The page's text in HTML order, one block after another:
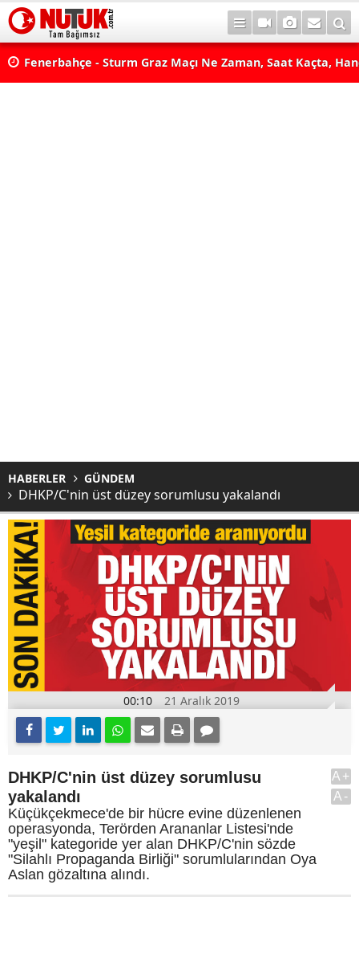
Fenerbahçe - Sturm Graz Maçı Ne Zaman, Saat Kaçta,
HABERLER GÜNDEM
DHKP/C'nin üst düzey sorumlusu yakalandı
00:10 21 Aralık 2019
DHKP/C'nin üst düzey sorumlusu
yakalandı
Küçükçekmece'de bir hücre evine düzenlenen
operasyonda, Terörden Arananlar Listesi'nde
"yeşil" kategoride yer alan DHKP/C'nin sözde
"Silahlı Propaganda Birliği" sorumlularından Oya
Aslan gözaltına alındı.
A+
A-